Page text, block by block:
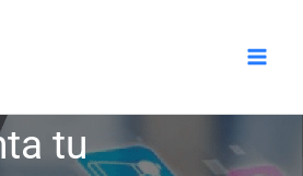
tu